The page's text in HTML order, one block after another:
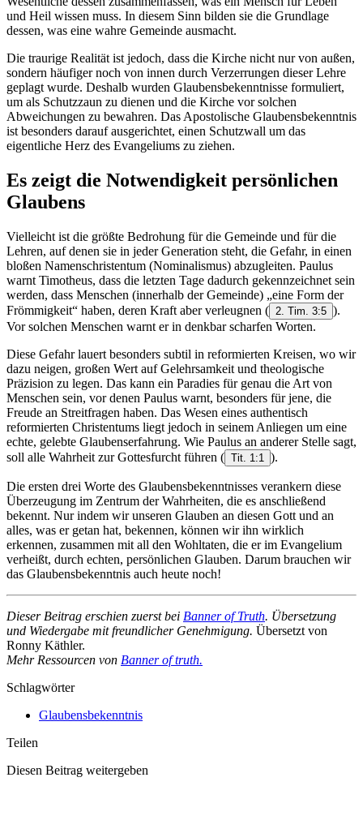
und Heil wissen muss. In diesem Sinn bilden sie die Grundlage
dessen, was eine wahre Gemeinde ausmacht.
Die traurige Realität ist jedoch, dass die Kirche nicht nur von außen,
sondern häufiger noch von innen durch Verzerrungen dieser Lehre
geplagt wurde. Deshalb wurden Glaubensbekenntnisse formuliert,
um als Schutzzaun zu dienen und die Kirche vor solchen
Abweichungen zu bewahren. Das Apostolische Glaubensbekenntnis
ist besonders darauf ausgerichtet, einen Schutzwall um das
eigentliche Herz des Evangeliums zu ziehen.
Es zeigt die Notwendigkeit persönlichen
Glaubens
Vielleicht ist die größte Bedrohung für die Gemeinde und für die
Lehren, auf denen sie in jeder Generation steht, die Gefahr, in einen
bloßen Namenschristentum (Nominalismus) abzugleiten. Paulus
warnt Timotheus, dass die letzten Tage dadurch gekennzeichnet sein
werden, dass Menschen (innerhalb der Gemeinde) „eine Form der
Frömmigkeit“ haben, deren Kraft aber verleugnen ( 2. Tim. 3:5 ).
Vor solchen Menschen warnt er in denkbar scharfen Worten.
Diese Gefahr lauert besonders subtil in reformierten Kreisen, wo wir
dazu neigen, großen Wert auf Gelehrsamkeit und theologische
Präzision zu legen. Das kann ein Paradies für genau die Art von
Menschen sein, vor denen Paulus warnt, besonders für jene, die
Freude an Streitfragen haben. Das Wesen eines authentisch
reformierten Christentums liegt jedoch in seinem Anliegen um eine
echte, gelebte Glaubenserfahrung. Wie Paulus an anderer Stelle sagt,
soll alle Wahrheit zur Gottesfurcht führen ( Tit. 1:1 ).
Die ersten drei Worte des Glaubensbekenntnisses verankern diese
Überzeugung im Zentrum der Wahrheiten, die es anschließend
bekennt. Nur indem wir unseren Glauben an diesen Gott und an
alles, was er getan hat, bekennen, können wir ihn wirklich
erkennen, zusammen mit all den Wohltaten, die er im Evangelium
verheißt, durch echten, persönlichen Glauben. Darum brauchen wir
das Glaubensbekenntnis auch heute noch!
Dieser Beitrag erschien zuerst bei Banner of Truth. Übersetzung
und Wiedergabe mit freundlicher Genehmigung. Übersetzt von
Ronny Käthler.
Mehr Ressourcen von Banner of truth.
Schlagwörter
Glaubensbekenntnis
Teilen
Diesen Beitrag weitergeben